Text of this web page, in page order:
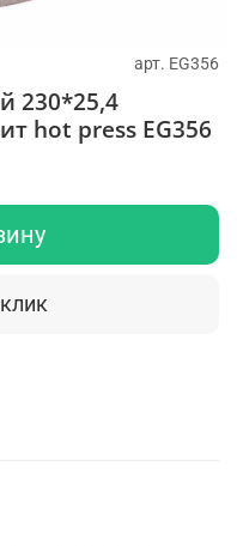
арт. EG356
230*25,4
hot press EG356